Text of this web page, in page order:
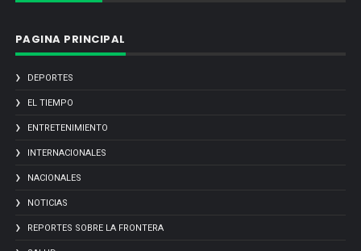
PAGINA PRINCIPAL
DEPORTES
EL TIEMPO
ENTRETENIMIENTO
INTERNACIONALES
NACIONALES
NOTICIAS
REPORTES SOBRE LA FRONTERA